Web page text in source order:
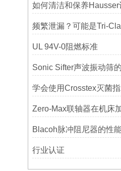
UL 94V-0阻燃标准
行业认证